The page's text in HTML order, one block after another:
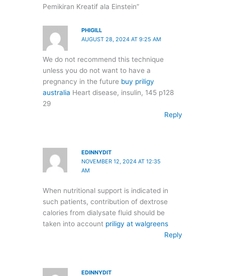
Pemikiran Kreatif ala Einstein”
PHIGILL
AUGUST 28, 2024 AT 9:25 AM
We do not recommend this technique
unless you do not want to have a
pregnancy in the future buy priligy
australia Heart disease, insulin, 145 p128
29
Reply
EDINNYDIT
NOVEMBER 12, 2024 AT 12:35
AM
When nutritional support is indicated in
such patients, contribution of dextrose
calories from dialysate fluid should be
taken into account priligy at walgreens
Reply
EDINNYDIT